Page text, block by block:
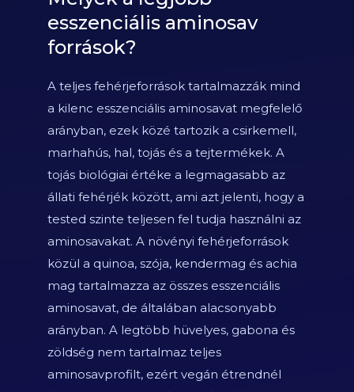
esszenciális aminosav
források?
A teljes fehérjeforrások tartalmazzák mind
a kilenc esszenciális aminosavat megfelelő
arányban, ezek közé tartozik a csirkemell,
marhahús, hal, tojás és a tejtermékek. A
tojás biológiai értéke a legmagasabb az
állati fehérjék között, ami azt jelenti, hogy a
tested szinte teljesen fel tudja használni az
aminosavakat. A növényi fehérjeforrások
közül a quinoa, szója, kendermag és achia
mag tartalmazza az összes esszenciális
aminosavat, de általában alacsonyabb
arányban. A legtöbb hüvelyes, gabona és
zöldség nem tartalmaz teljes
aminosavprofilt, ezért vegán étrendnél